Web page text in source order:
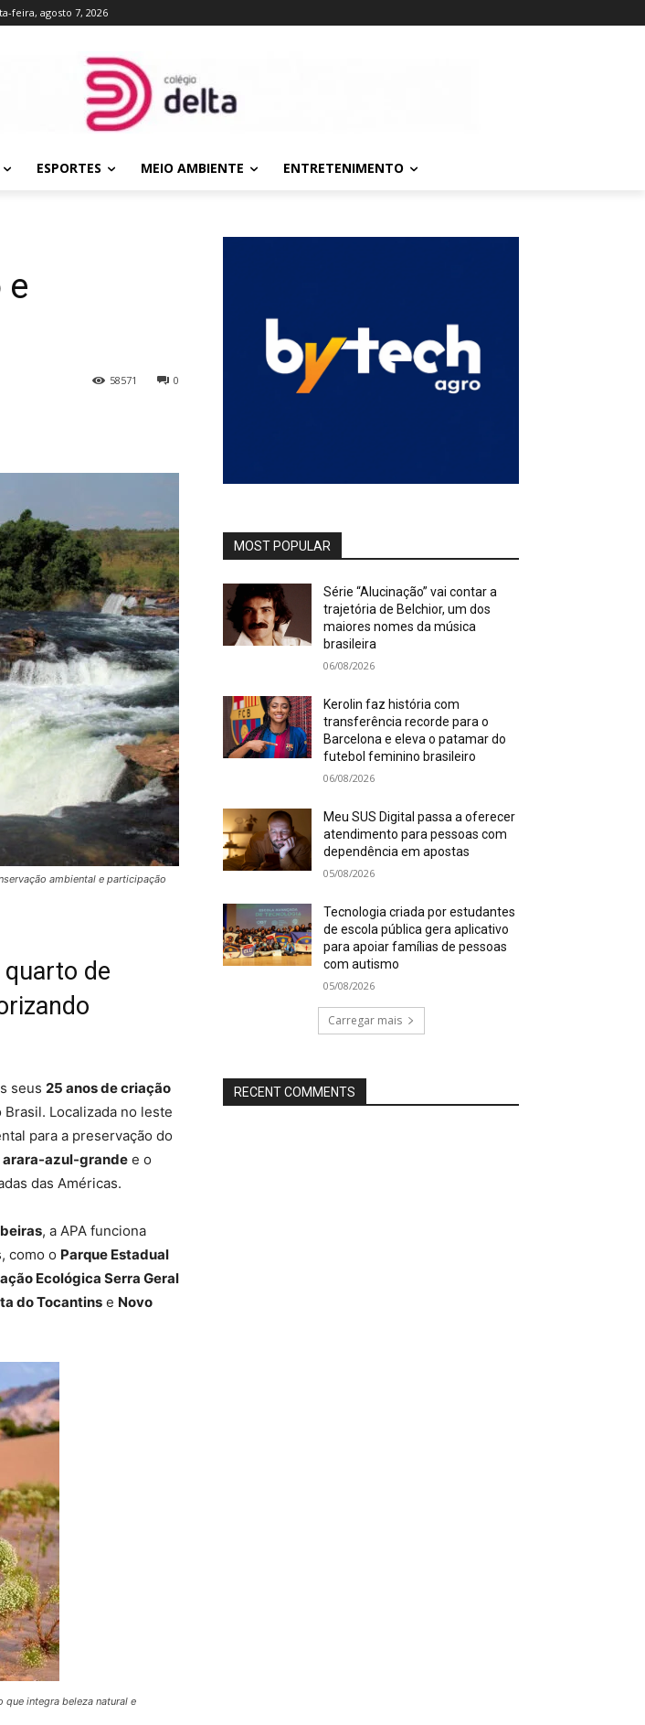
feira, agosto 7, 2026
ESPORTES MEIO AMBIENTE ENTRETENIMENTO
e
0
58571
ambiental e participação
de
seus 25 anos de criação
Localizada no leste
para a preservação do
arara-azul-grande e o
das Américas.
, a APA funciona
como o Parque Estadual
Ecológica Serra Geral
do Tocantins e Novo
integra beleza natural e
MOST POPULAR
Série “Alucinação” vai contar a
trajetória de Belchior, um dos
maiores nomes da música
brasileira
06/08/2026
Kerolin faz história com
transferência recorde para o
Barcelona e eleva o patamar do
futebol feminino brasileiro
06/08/2026
Meu SUS Digital passa a oferecer
atendimento para pessoas com
dependência em apostas
05/08/2026
Tecnologia criada por estudantes
de escola pública gera aplicativo
para apoiar famílias de pessoas
com autismo
05/08/2026
Carregar mais
RECENT COMMENTS